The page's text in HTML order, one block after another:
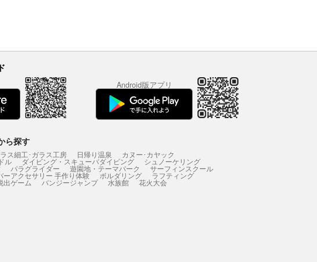
Android版アプリ
ら探す
ス細工･ガラス工房 日帰り温泉 カヌー･カヤック
ル ダイビング・スキューバダイビング シュノーケリング
パラグライダー 遊園地・テーマパーク サーフィンスクール
ーアクセサリー 手作り体験 ボルダリング ラフティング
出ゲーム バンジージャンプ 水族館 花火大会